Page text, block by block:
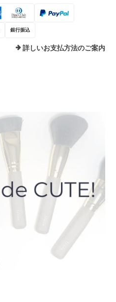
銀行振込
詳しいお支払方法のご案内